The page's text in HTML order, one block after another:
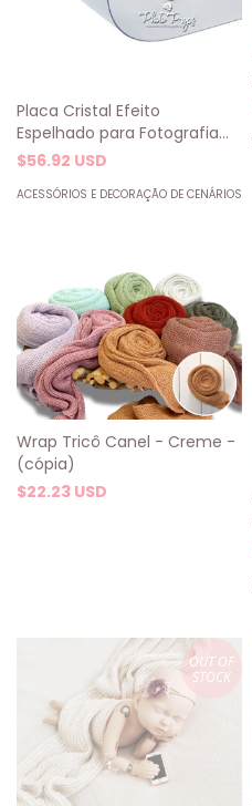
Placa Cristal Efeito
Espelhado para Fotografia
0.75mm - 1,00x2,00m -
Fotográfico
$56.92 USD
ACESSÓRIOS E DECORAÇÃO DE CENÁRIOS
Wrap Tricô Canel - Creme -
(cópia)
$22.23 USD
OUT OF
STOCK